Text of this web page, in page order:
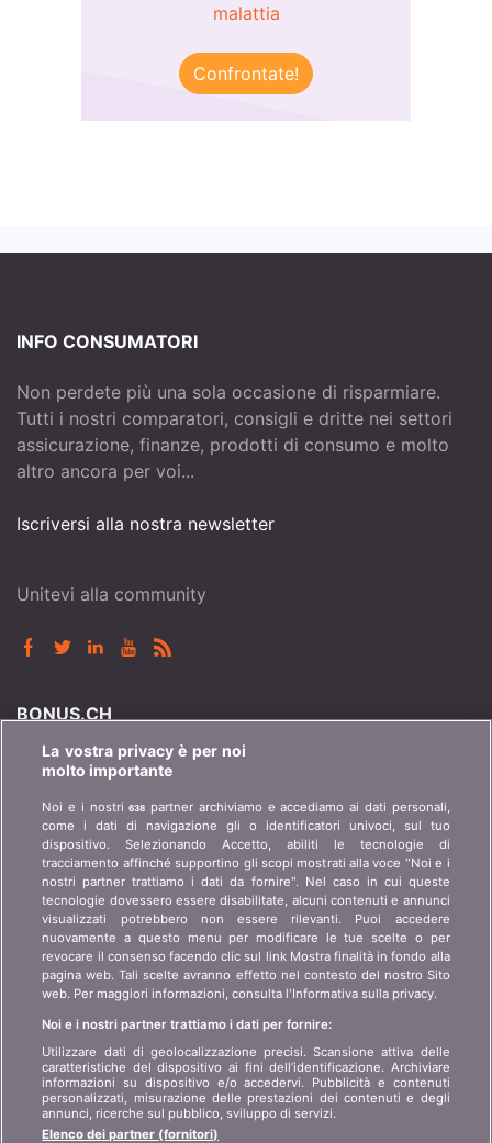
malattia
Confrontate!
INFO CONSUMATORI
Non perdete più una sola occasione di risparmiare.
Tutti i nostri comparatori, consigli e dritte nei settori
assicurazione, finanze, prodotti di consumo e molto
altro ancora per voi...
Iscriversi alla nostra newsletter
Unitevi alla community
BONUS.CH
Chi è bonus.ch? Come funzionano i comparatori?
Chi siamo?
Contatto
Pubblicità
Affiliazione
Partner
Stampa
informazioni per i clienti
art 45 LSA
Protezione dei dati
Informazioni giuridiche
Mappa del sito
LINGUA
FR IT
La vostra privacy è per noi
molto importante
Noi e i nostri638 partner archiviamo e accediamo ai dati personali,
come i dati di navigazione gli o identificatori univoci, sul tuo
dispositivo. Selezionando Accetto, abiliti le tecnologie di
tracciamento affinché supportino gli scopi mostrati alla voce "Noi e i
nostri partner trattiamo i dati da fornire". Nel caso in cui queste
tecnologie dovessero essere disabilitate, alcuni contenuti e annunci
visualizzati potrebbero non essere rilevanti. Puoi accedere
nuovamente a questo menu per modificare le tue scelte o per
revocare il consenso facendo clic sul link Mostra finalità in fondo alla
pagina web. Tali scelte avranno effetto nel contesto del nostro Sito
web. Per maggiori informazioni, consulta l'Informativa sulla privacy.
Noi e i nostri partner trattiamo i dati per fornire:
Utilizzare dati di geolocalizzazione precisi. Scansione attiva delle
caratteristiche del dispositivo ai fini dell’identificazione. Archiviare
informazioni su dispositivo e/o accedervi. Pubblicità e contenuti
personalizzati, misurazione delle prestazioni dei contenuti e degli
annunci, ricerche sul pubblico, sviluppo di servizi.
Elenco dei partner (fornitori)